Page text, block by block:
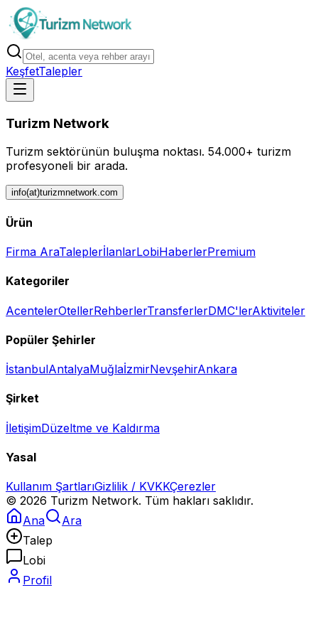
KeşfetTalepler
Turizm Network
Turizm sektörünün buluşma noktası. 54.000+ turizm
profesyoneli bir arada.
info(at)turizmnetwork.com
Ürün
Firma AraTaleplerİlanlarLobiHaberlerPremium
Kategoriler
AcentelerOtellerRehberlerTransferlerDMC'lerAktiviteler
Popüler Şehirler
İstanbulAntalyaMuğlaİzmirNevşehirAnkara
Şirket
İletişimDüzeltme ve Kaldırma
Yasal
Kullanım ŞartlarıGizlilik / KVKKÇerezler
© 2026 Turizm Network. Tüm hakları saklıdır.
Ana
Ara
Talep
Lobi
Profil